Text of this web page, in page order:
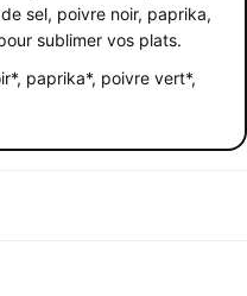
sel, poivre noir, paprika,
sublimer vos plats.
paprika*, poivre vert*,